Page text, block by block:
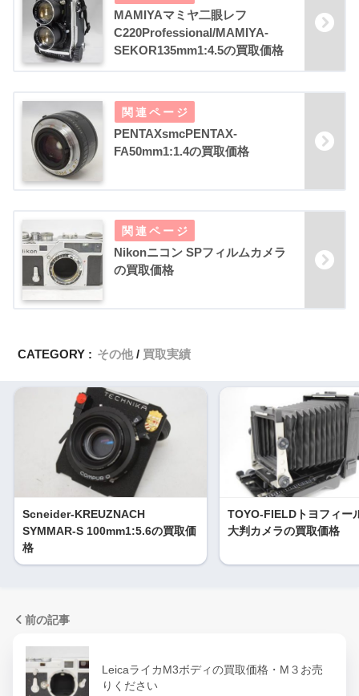
MAMIYAマミヤ二眼レフ
C220Professional/MAMIYA-
SEKOR135mm1:4.5の買取価格
PENTAXsmcPENTAX-
FA50mm1:1.4の買取価格
Nikonニコン SPフィルムカメラ
の買取価格
CATEGORY : その他 買取実績
Scneider-KREUZNACH
SYMMAR-S 100mm1:5.6の買取価
格
TOYO-FIELDトヨフィー
大判カメラの買取価格
前の記事
LeicaライカM3ボディの買取価格・M３お売
りください